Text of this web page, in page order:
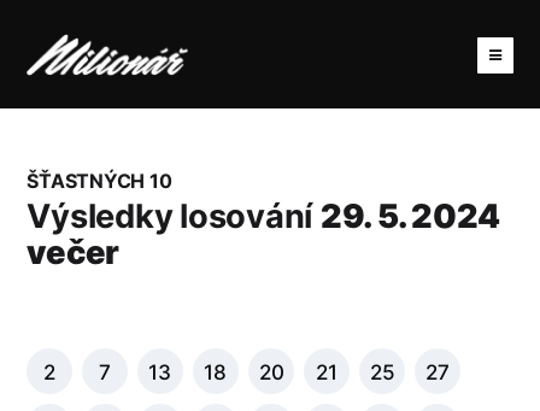
ŠŤASTNÝCH 10
Výsledky losování 29. 5. 2024
večer
2 7 13 18 20 21 25 27